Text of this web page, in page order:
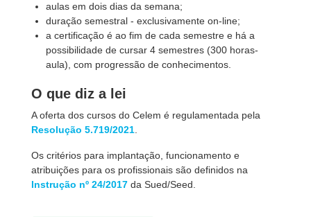
aulas em dois dias da semana;
duração semestral - exclusivamente on-line;
a certificação é ao fim de cada semestre e há a
possibilidade de cursar 4 semestres (300 horas-
aula), com progressão de conhecimentos.
O que diz a lei
A oferta dos cursos do Celem é regulamentada pela
Resolução 5.719/2021
Os critérios para implantação, funcionamento e
atribuições para os profissionais são definidos na
Instrução nº 24/2017 da Sued/Seed.